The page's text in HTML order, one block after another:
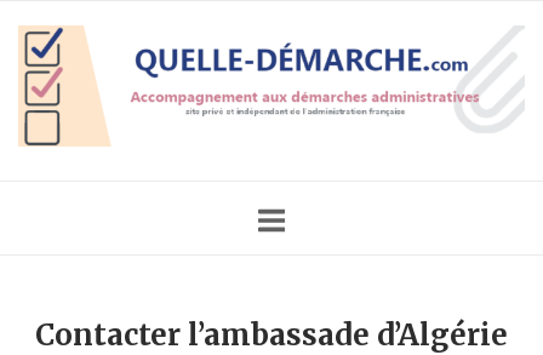
content
Home
Contacter l’ambassade d’Algérie